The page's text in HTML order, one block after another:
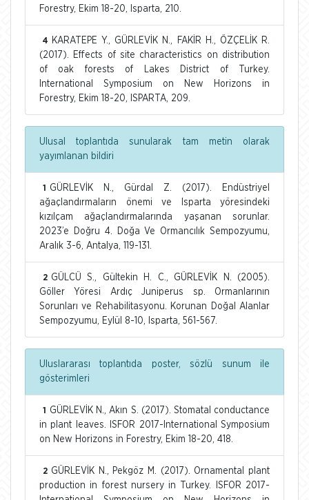
Forestry, Ekim 18-20, Isparta, 210.
4
KARATEPE Y., GÜRLEVİK N., FAKİR H., ÖZÇELİK R.
(2017). Effects of site characteristics on distribution
of oak forests of Lakes District of Turkey.
International Symposium on New Horizons in
Forestry, Ekim 18-20, ISPARTA, 209.
Ulusal toplantıda sunularak tam metin olarak
yayımlanan bildiri
1
GÜRLEVİK N., Gürdal Z. (2017). Endüstriyel
ağaçlandırmaların önemi ve Isparta yöresindeki
kızılçam ağaçlandırmalarında yaşanan sorunlar.
2023’e Doğru 4. Doğa Ve Ormancılık Sempozyumu,
Aralık 3-6, Antalya, 119-131.
2 GÜLCÜ S., Gültekin H. C., GÜRLEVİK N. (2005).
Göller Yöresi Ardıç Juniperus sp. Ormanlarının
Sorunları ve Rehabilitasyonu. Korunan Doğal Alanlar
Sempozyumu, Eylül 8-10, Isparta, 561-567.
Uluslararası toplantıda poster, sözlü sunum ile
gösterimleri
1
GÜRLEVİK N., Akın S. (2017). Stomatal conductance
in plant leaves. ISFOR 2017-International Symposium
on New Horizons in Forestry, Ekim 18-20, 418.
2 GÜRLEVİK N., Pekgöz M. (2017). Ornamental plant
production in forest nursery in Turkey. ISFOR 2017-